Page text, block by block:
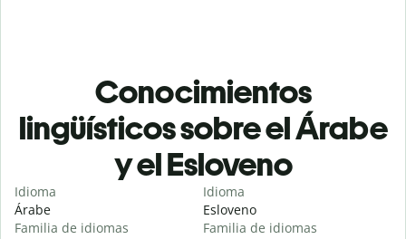
Conocimientos
lingüísticos sobre el Árabe
y el Esloveno
Idioma
Árabe
Familia de idiomas
Idioma
Esloveno
Familia de idiomas